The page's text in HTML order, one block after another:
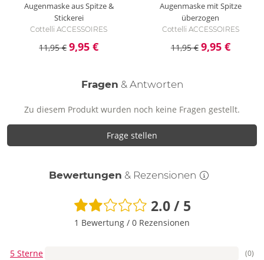
Augenmaske aus Spitze &
Stickerei
Cottelli ACCESSOIRES
11,95 € 9,95 €
Augenmaske mit Spitze
überzogen
Cottelli ACCESSOIRES
11,95 € 9,95 €
Fragen & Antworten
Zu diesem Produkt wurden noch keine Fragen gestellt.
Frage stellen
Bewertungen & Rezensionen
2.0 / 5
1 Bewertung / 0 Rezensionen
5 Sterne (0)